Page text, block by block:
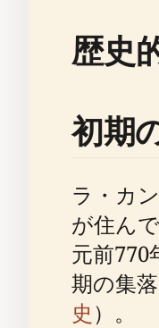
歴史
初期
ラ・カ
が住ん
元前
期の集
史 ）。